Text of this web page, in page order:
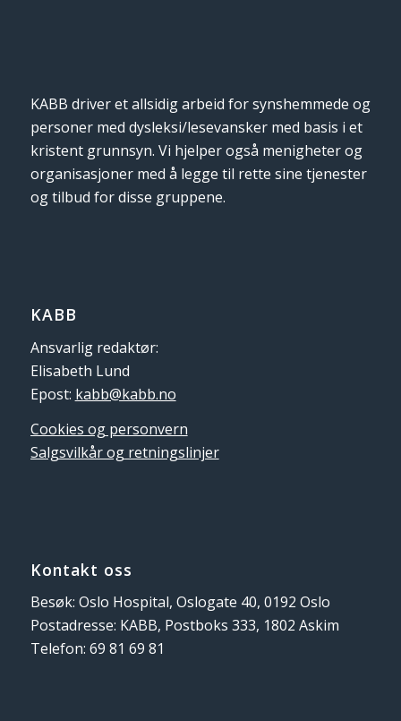
KABB driver et allsidig arbeid for synshemmede og
personer med dysleksi/lesevansker med basis i et
kristent grunnsyn. Vi hjelper også menigheter og
organisasjoner med å legge til rette sine tjenester
og tilbud for disse gruppene.
KABB
Ansvarlig redaktør:
Elisabeth Lund
Epost: kabb@kabb.no
Cookies og personvern
Salgsvilkår og retningslinjer
Kontakt oss
Besøk: Oslo Hospital, Oslogate 40, 0192 Oslo
Postadresse: KABB, Postboks 333, 1802 Askim
Telefon: 69 81 69 81